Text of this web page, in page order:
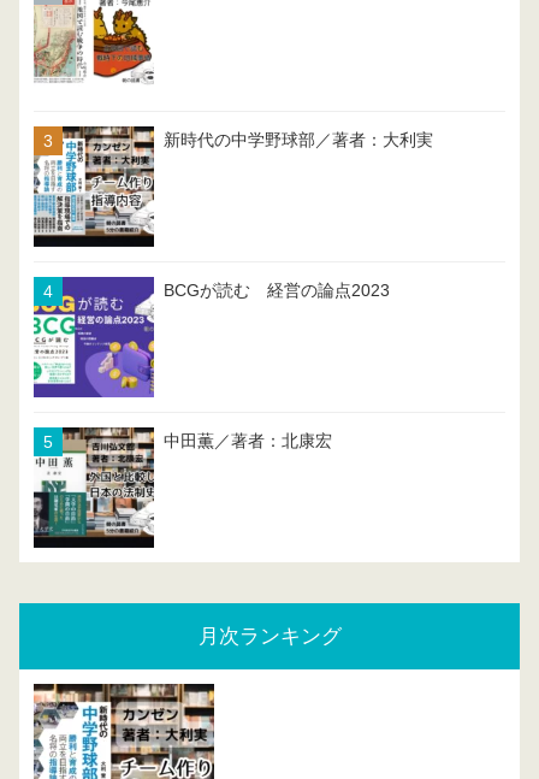
新時代の中学野球部／著者：大利実
BCGが読む 経営の論点2023
中田薫／著者：北康宏
月次ランキング